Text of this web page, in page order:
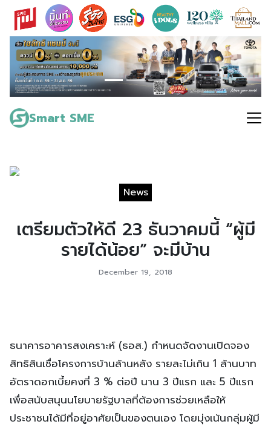
Skip
content
Smart SME
Search
for:
News
เตรียมตัวให้ดี 23 ธันวาคมนี้ “ผู้มี
รายได้น้อย” จะมีบ้าน
December 19, 2018
ธนาคารอาคารสงเคราะห์ (ธอส.) กำหนดจัดงานเปิดจอง
สิทธิสินเชื่อโครงการบ้านล้านหลัง รายละไม่เกิน 1 ล้านบาท
อัตราดอกเบี้ยคงที่ 3 % ต่อปี นาน 3 ปีแรก และ 5 ปีแรก
เพื่อสนับสนุนนโยบายรัฐบาลที่ต้องการช่วยเหลือให้
ประชาชนได้มีที่อยู่อาศัยเป็นของตนเอง โดยมุ่งเน้นกลุ่มผู้มี